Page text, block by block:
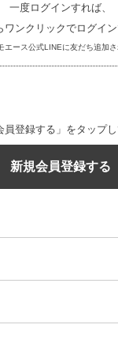
一度ログインすれば、
ワンクリックでログイ
エース公式LINEに友だち追加さ
登録する」をタップし
新規会員登録する